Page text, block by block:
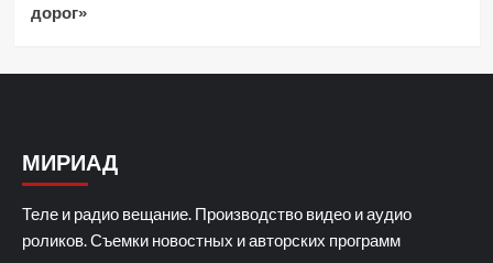
дорог»
МИРИАД
Теле и радио вещание. Производство видео и аудио
роликов. Съемки новостных и авторских программ